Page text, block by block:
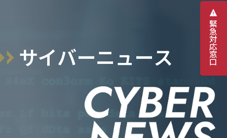
緊
急
対
応
窓
口
サイバーニュース